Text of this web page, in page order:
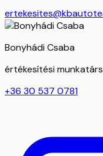
Bonyhádi Csaba
értékesítési munkatárs
+36 30 537 0781